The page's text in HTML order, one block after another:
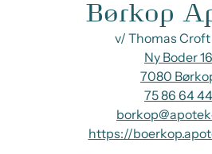
Børkop
v/ Thomas Croft
Ny Boder 16
7080
75 86 64 44
https://